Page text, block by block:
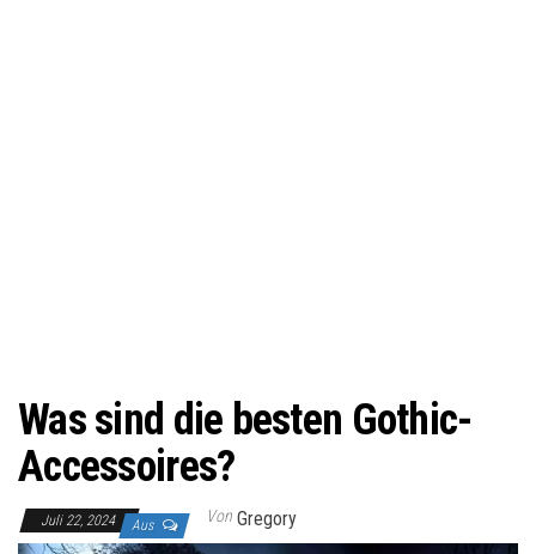
Was sind die besten Gothic-
Accessoires?
Juli 22, 2024 Aus Von Gregory